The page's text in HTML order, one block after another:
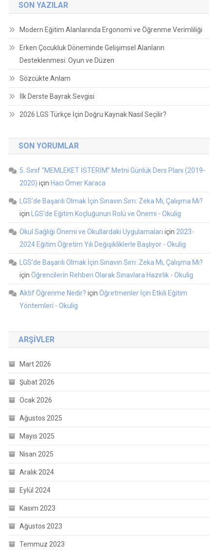
SON YAZILAR
Modern Eğitim Alanlarında Ergonomi ve Öğrenme Verimliliği
Erken Çocukluk Döneminde Gelişimsel Alanların
Desteklenmesi: Oyun ve Düzen
Sözcükte Anlam
İlk Derste Bayrak Sevgisi
2026 LGS Türkçe İçin Doğru Kaynak Nasıl Seçilir?
SON YORUMLAR
5. Sınıf “MEMLEKET İSTERİM” Metni Günlük Ders Planı (2019-
2020) için Hacı Ömer Karaca
LGS’de Başarılı Olmak İçin Sınavın Sırrı: Zeka Mı, Çalışma Mı?
için
LGS'de Eğitim Koçluğunun Rolü ve Önemi - Okulig
Okul Sağlığı Önemi ve Okullardaki Uygulamaları için 2023-
2024 Eğitim Öğretim Yılı Değişikliklerle Başlıyor - Okulig
LGS’de Başarılı Olmak İçin Sınavın Sırrı: Zeka Mı, Çalışma Mı?
için Öğrencilerin Rehberi Olarak Sınavlara Hazırlık - Okulig
Aktif Öğrenme Nedir? için Öğretmenler İçin Etkili Eğitim
Yöntemleri - Okulig
ARŞIVLER
Mart 2026
Şubat 2026
Ocak 2026
Ağustos 2025
Mayıs 2025
Nisan 2025
Aralık 2024
Eylül 2024
Kasım 2023
Ağustos 2023
Temmuz 2023